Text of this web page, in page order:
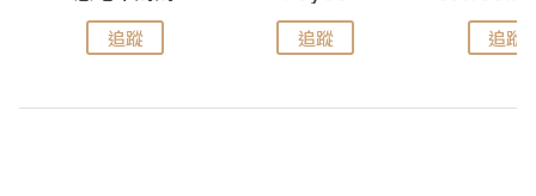
追蹤 追蹤 追蹤